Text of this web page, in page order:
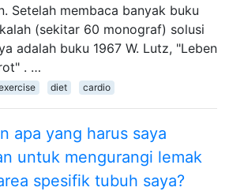
Setelah membaca banyak buku
(sekitar 60 monograf) solusi
adalah buku 1967 W. Lutz, "Leben
. …
diet cardio
apa yang harus saya
untuk mengurangi lemak
spesifik tubuh saya?